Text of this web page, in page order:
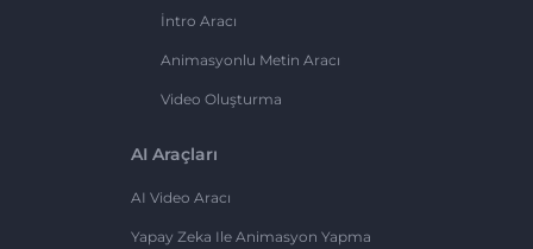
İntro Aracı
Animasyonlu Metin Aracı
Video Oluşturma
AI Araçları
AI Video Aracı
Yapay Zeka Ile Animasyon Yapma